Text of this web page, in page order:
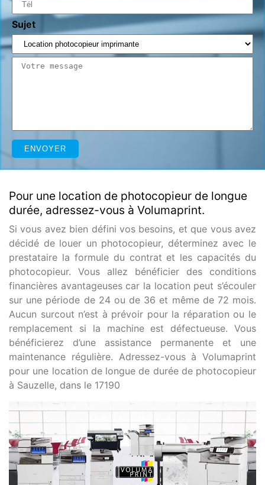
Sujet
Pour une location de photocopieur de longue
durée, adressez-vous à Volumaprint.
Si vous avez bien défini vos besoins, et que vous avez
décidé de louer un photocopieur, déterminez avec le
prestataire la formule du contrat et les capacités du
photocopieur. Vous allez bénéficier des conditions
financières avantageuses car la location peut s’écouler
sur une période de 24 ou de 36 et même de 72 mois.
Aucun surcout n’est à prévoir pour la réparation ou le
remplacement si la machine est défectueuse. Vous
bénéficierez d’une assistance permanente et une
maintenance régulière. Adressez-vous à Volumaprint
pour une location de longue de durée de photocopieur
à Sauzelle, dans le 17190